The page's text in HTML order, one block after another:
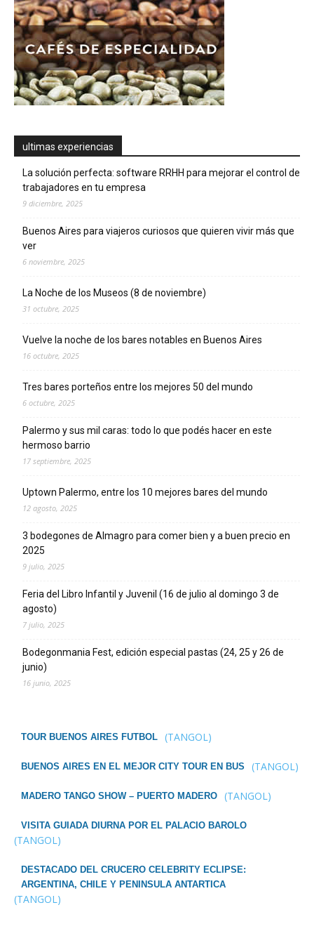
ultimas experiencias
La solución perfecta: software RRHH para mejorar el control de
trabajadores en tu empresa
9 diciembre, 2025
Buenos Aires para viajeros curiosos que quieren vivir más que
ver
6 noviembre, 2025
La Noche de los Museos (8 de noviembre)
31 octubre, 2025
Vuelve la noche de los bares notables en Buenos Aires
16 octubre, 2025
Tres bares porteños entre los mejores 50 del mundo
6 octubre, 2025
Palermo y sus mil caras: todo lo que podés hacer en este
hermoso barrio
17 septiembre, 2025
Uptown Palermo, entre los 10 mejores bares del mundo
12 agosto, 2025
3 bodegones de Almagro para comer bien y a buen precio en
2025
9 julio, 2025
Feria del Libro Infantil y Juvenil (16 de julio al domingo 3 de
agosto)
7 julio, 2025
Bodegonmania Fest, edición especial pastas (24, 25 y 26 de
junio)
16 junio, 2025
TOUR BUENOS AIRES FUTBOL (TANGOL)
BUENOS AIRES EN EL MEJOR CITY TOUR EN BUS (TANGOL)
MADERO TANGO SHOW – PUERTO MADERO (TANGOL)
VISITA GUIADA DIURNA POR EL PALACIO BAROLO
(TANGOL)
DESTACADO DEL CRUCERO CELEBRITY ECLIPSE:
ARGENTINA, CHILE Y PENINSULA ANTARTICA
(TANGOL)